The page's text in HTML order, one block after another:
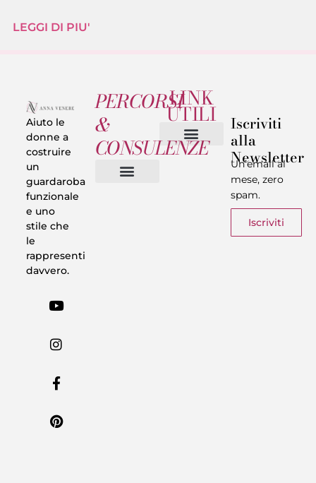
LEGGI DI PIU'
Aiuto le
donne a
costruire
un
guardaroba
funzionale
e uno
stile che
le
rappresenti
davvero.
PERCORSI
&
CONSULENZE
LINK
UTILI Iscriviti
alla
Newsletter
Un’email al
mese, zero
spam.
Iscriviti